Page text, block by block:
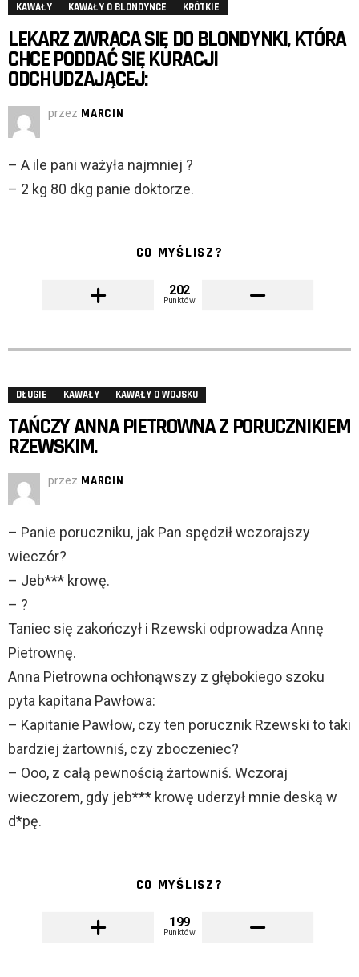
KAWAŁY KAWAŁY O BLONDYNCE KRÓTKIE
LEKARZ ZWRACA SIĘ DO BLONDYNKI, KTÓRA
CHCE PODDAĆ SIĘ KURACJI
ODCHUDZAJĄCEJ:
przez MARCIN
– A ile pani ważyła najmniej ?
– 2 kg 80 dkg panie doktorze.
CO MYŚLISZ?
202
Punktów
DŁUGIE KAWAŁY KAWAŁY O WOJSKU
TAŃCZY ANNA PIETROWNA Z PORUCZNIKIEM
RZEWSKIM.
przez MARCIN
– Panie poruczniku, jak Pan spędził wczorajszy
wieczór?
– Jeb*** krowę.
– ?
Taniec się zakończył i Rzewski odprowadza Annę
Pietrownę.
Anna Pietrowna ochłonąwszy z głębokiego szoku
pyta kapitana Pawłowa:
– Kapitanie Pawłow, czy ten porucznik Rzewski to taki
bardziej żartowniś, czy zboczeniec?
– Ooo, z całą pewnością żartowniś. Wczoraj
wieczorem, gdy jeb*** krowę uderzył mnie deską w
d*pę.
CO MYŚLISZ?
199
Punktów